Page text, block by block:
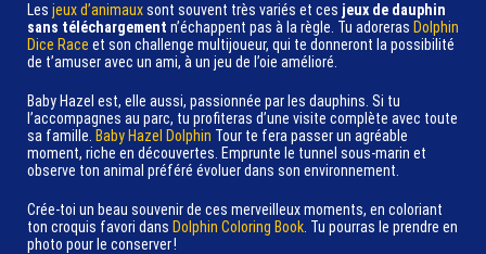
Les jeux d’animauxsont souvent très variés et ces jeux de dauphin
sans téléchargement n’échappent pas à la règle. Tu adoreras Dolphin
Dice Race et son challenge multijoueur, qui te donneront la possibilité
de t’amuser avec un ami, à un jeu de l’oie amélioré.
Baby Hazel est, elle aussi, passionnée par les dauphins. Si tu
l’accompagnes au parc, tu profiteras d’une visite complète avec toute
sa famille. Baby Hazel Dolphin Tour te fera passer un agréable
moment, riche en découvertes. Emprunte le tunnel sous-marin et
observe ton animal préféré évoluer dans son environnement.
Crée-toi un beau souvenir de ces merveilleux moments, en coloriant
ton croquis favori dans Dolphin Coloring Book . Tu pourras le prendre en
photo pour le conserver !